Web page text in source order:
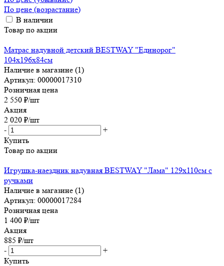
По цене (возрастание)
В наличии
Товар по акции
Матрас надувной детский BESTWAY "Единорог"
104х196х84см
Наличие в магазине (1)
Артикул: 00000017310
Розничная цена
2 550 ₽/шт
Акция
2 020 ₽/шт
-
+
Купить
Товар по акции
Игрушка-наездник надувная BESTWAY "Лама" 129х110см с
ручками
Наличие в магазине (1)
Артикул: 00000017284
Розничная цена
1 400 ₽/шт
Акция
885 ₽/шт
-
+
Купить